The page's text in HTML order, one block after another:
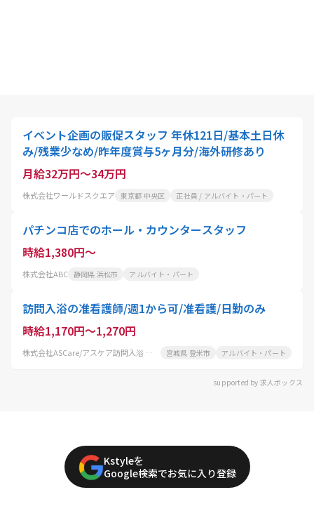
イベント企画の販促スタッフ 年休121日/基本土日休
み/残業少なめ/昨年度賞与5ヶ月分/海外研修あり
月給32万円～34万円
株式会社ワールドスクエア 東京都 中央区 正社員 / アルバイト・パート
パチンコ店でのホール・カウンタースタッフ
時給1,380円～
株式会社ABC 静岡県 浜松市 アルバイト・パート
訪問入浴の准看護師/週1から可/准看護/日勤のみ
時給1,170円～1,270円
株式会社ASCare/アスケア訪問入浴 栗原 宮城県 登米市 アルバイト・パート
supported by 求人ボックス
Kstyleを
Google検索でお気に入り登録